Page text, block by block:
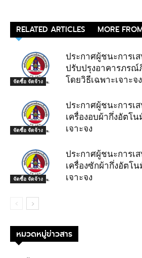
RELATED ARTICLES MORE
จัดซื้อ จัดจ้าง
ประกาศผู้ชนะการเ
ปรับปรุงอาคารภรณ์
โดยวิธีเฉพาะเจาะจง
จัดซื้อ จัดจ้าง
ประกาศผู้ชนะการเ
เครื่องอบผ้ากึ่งอัตโ
เจาะจง
จัดซื้อ จัดจ้าง
ประกาศผู้ชนะการเ
เครื่องซักผ้ากึ่งอัตโ
เจาะจง
หมวดหมู่ข่าวสาร